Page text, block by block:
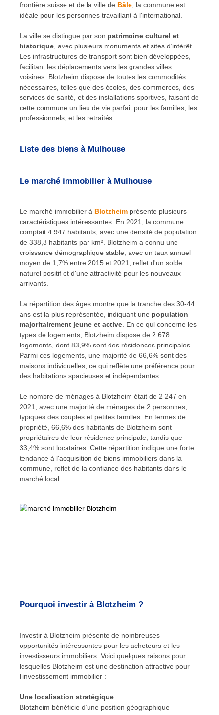
frontière suisse et de la ville de Bâle , la commune est
idéale pour les personnes travaillant à l'international.
La ville se distingue par son patrimoine culturel et
historique , avec plusieurs monuments et sites d’intérêt.
Les infrastructures de transport sont bien développées,
facilitant les déplacements vers les grandes villes
voisines. Blotzheim dispose de toutes les commodités
nécessaires, telles que des écoles, des commerces, des
services de santé, et des installations sportives, faisant de
cette commune un lieu de vie parfait pour les familles, les
professionnels, et les retraités.
Liste des biens à Mulhouse
Le marché immobilier à Mulhouse
Le marché immobilier à Blotzheim présente plusieurs
caractéristiques intéressantes. En 2021, la commune
comptait 4 947 habitants, avec une densité de population
de 338,8 habitants par km². Blotzheim a connu une
croissance démographique stable, avec un taux annuel
moyen de 1,7% entre 2015 et 2021, reflet d'un solde
naturel positif et d'une attractivité pour les nouveaux
arrivants.
La répartition des âges montre que la tranche des 30-44
ans est la plus représentée, indiquant une population
majoritairement jeune et active . En ce qui concerne les
types de logements, Blotzheim dispose de 2 678
logements, dont 83,9% sont des résidences principales.
Parmi ces logements, une majorité de 66,6% sont des
maisons individuelles, ce qui reflète une préférence pour
des habitations spacieuses et indépendantes.
Le nombre de ménages à Blotzheim était de 2 247 en
2021, avec une majorité de ménages de 2 personnes,
typiques des couples et petites familles. En termes de
propriété, 66,6% des habitants de Blotzheim sont
propriétaires de leur résidence principale, tandis que
33,4% sont locataires. Cette répartition indique une forte
tendance à l'acquisition de biens immobiliers dans la
commune, reflet de la confiance des habitants dans le
marché local.
Pourquoi investir à Blotzheim ?
Investir à Blotzheim présente de nombreuses
opportunités intéressantes pour les acheteurs et les
investisseurs immobiliers. Voici quelques raisons pour
lesquelles Blotzheim est une destination attractive pour
l’investissement immobilier :
Une localisation stratégique
Blotzheim bénéficie d’une position géographique